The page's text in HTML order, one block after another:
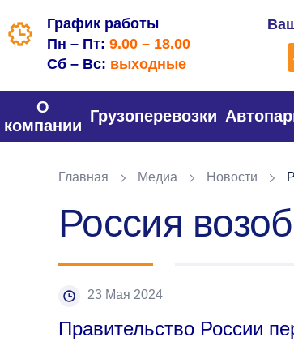
График работы
Пн – Пт: 9.00 – 18.00
Сб – Вс: выходные
О
компании
Грузоперевозки
Главная Медиа Новости
Россия
23 Мая 2024
Правительство России